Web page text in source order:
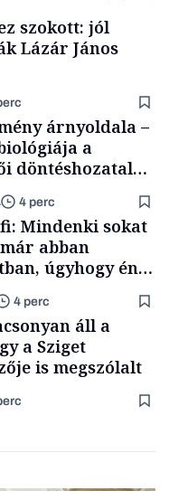
szokott: jól
Lázár János
árnyoldala –
a
döntéshozatal
4 perc
Mindenki sokat
abban
úgyhogy én
akartam
4 perc
áll a
a Sziget
is megszólalt